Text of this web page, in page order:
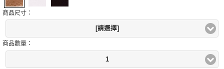
商品尺寸：
[請選擇]
商品數量：
1